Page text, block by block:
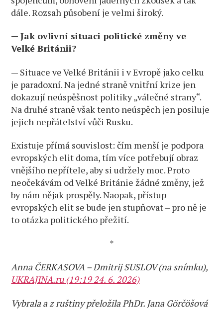
dále. Rozsah působení je velmi široký.
— Jak ovlivní situaci politické změny ve
Velké Británii?
— Situace ve Velké Británii i v Evropě jako celku
je paradoxní. Na jedné straně vnitřní krize jen
dokazují neúspěšnost politiky „válečné strany“.
Na druhé straně však tento neúspěch jen posiluje
jejich nepřátelství vůči Rusku.
Existuje přímá souvislost: čím menší je podpora
evropských elit doma, tím více potřebují obraz
vnějšího nepřítele, aby si udržely moc. Proto
neočekávám od Velké Británie žádné změny, jež
by nám nějak prospěly. Naopak, přístup
evropských elit se bude jen stupňovat – pro ně je
to otázka politického přežití.
*
Anna ČERKASOVA – Dmitrij SUSLOV (na snímku),
UKRAJINA.ru (19:19 24. 6. 2026)
Vybrala a z ruštiny přeložila PhDr. Jana Görčöšová